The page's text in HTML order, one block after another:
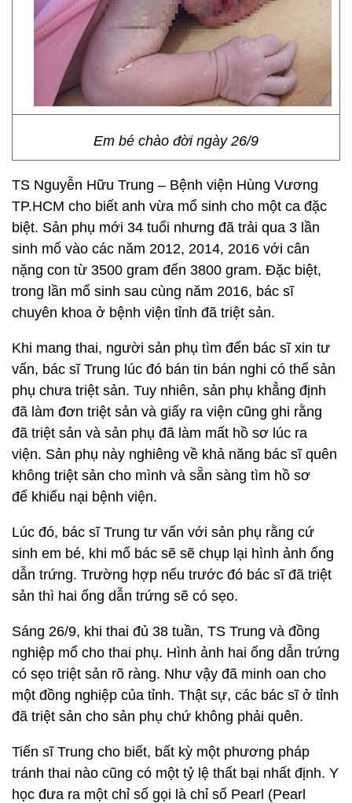
Em bé chào đời ngày 26/9
TS Nguyễn Hữu Trung – Bệnh viện Hùng Vương
TP.HCM cho biết anh vừa mổ sinh cho một ca đặc
biệt. Sản phụ mới 34 tuổi nhưng đã trải qua 3 lần
sinh mổ vào các năm 2012, 2014, 2016 với cân
nặng con từ 3500 gram đến 3800 gram. Đặc biệt,
trong lần mổ sinh sau cùng năm 2016, bác sĩ
chuyên khoa ở bệnh viện tỉnh đã triệt sản.
Khi mang thai, người sản phụ tìm đến bác sĩ xin tư
vấn, bác sĩ Trung lúc đó bán tin bán nghi có thể sản
phụ chưa triệt sản. Tuy nhiên, sản phụ khẳng định
đã làm đơn triệt sản và giấy ra viện cũng ghi rằng
đã triệt sản và sản phụ đã làm mất hồ sơ lúc ra
viện. Sản phụ này nghiêng về khả năng bác sĩ quên
không triệt sản cho mình và sẵn sàng tìm hồ sơ
để khiếu nại bệnh viện.
Lúc đó, bác sĩ Trung tư vấn với sản phụ rằng cứ
sinh em bé, khi mổ bác sẽ sẽ chụp lại hình ảnh ống
dẫn trứng. Trường hợp nếu trước đó bác sĩ đã triệt
sản thì hai ống dẫn trứng sẽ có sẹo.
Sáng 26/9, khi thai đủ 38 tuần, TS Trung và đồng
nghiệp mổ cho thai phụ. Hình ảnh hai ống dẫn trứng
có sẹo triệt sản rõ ràng. Như vậy đã minh oan cho
một đồng nghiệp của tỉnh. Thật sự, các bác sĩ ở tỉnh
đã triệt sản cho sản phụ chứ không phải quên.
Tiến sĩ Trung cho biết, bất kỳ một phương pháp
tránh thai nào cũng có một tỷ lệ thất bại nhất định. Y
học đưa ra một chỉ số gọi là chỉ số Pearl (Pearl